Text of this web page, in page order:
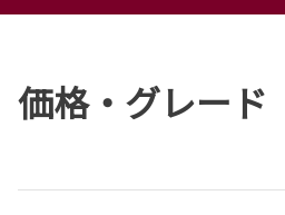
価格・グレード